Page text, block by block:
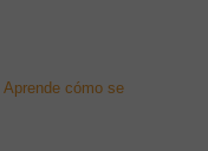
Aprende cómo se